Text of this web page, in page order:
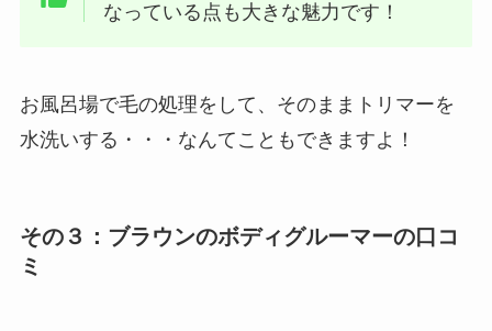
なっている点も大きな魅力です！
お風呂場で毛の処理をして、そのままトリマーを
水洗いする・・・なんてこともできますよ！
その３：ブラウンのボディグルーマーの口コ
ミ